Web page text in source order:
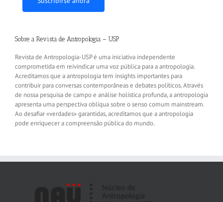
Sobre a Revista de Antropologia – USP
Revista de Antropologia-USP é uma iniciativa independente
comprometida em reivindicar uma voz pública para a antropologia.
Acreditamos que a antropologia tem insights importantes para
contribuir para conversas contemporâneas e debates políticos. Através
de nossa pesquisa de campo e análise holística profunda, a antropologia
apresenta uma perspectiva oblíqua sobre o senso comum mainstream.
Ao desafiar «verdades» garantidas, acreditamos que a antropologia
pode enriquecer a compreensão pública do mundo.